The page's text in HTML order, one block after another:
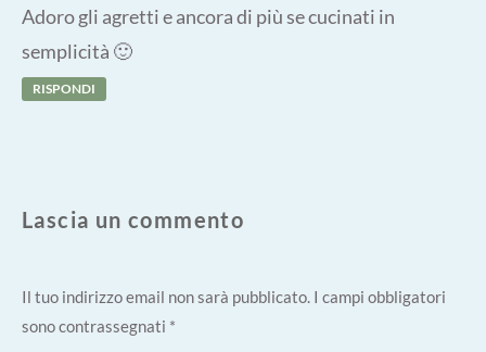
Adoro gli agretti e ancora di più se cucinati in
semplicità 🙂
RISPONDI
Lascia un commento
Il tuo indirizzo email non sarà pubblicato. I campi obbligatori
sono contrassegnati *